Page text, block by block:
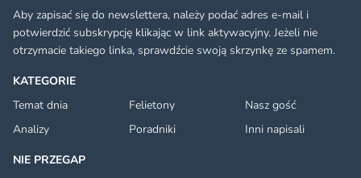
KATEGORIE
Temat dnia
Felietony
Nasz gość
Analizy
Poradniki
Inni napisali
NIE PRZEGAP
Aby zapisać się do newslettera, należy podać adres e-mail i
potwierdzić subskrypcję klikając w link aktywacyjny. Jeżeli nie
otrzymacie takiego linka, sprawdźcie swoją skrzynkę ze spamem.